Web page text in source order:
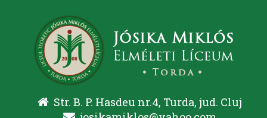
Str. B. P. Hasdeu nr.4, Turda, jud. Cluj